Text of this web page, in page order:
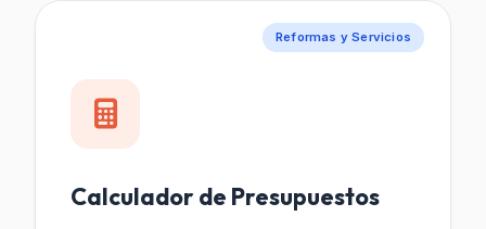
Reformas y Servicios
Calculador de Presupuestos